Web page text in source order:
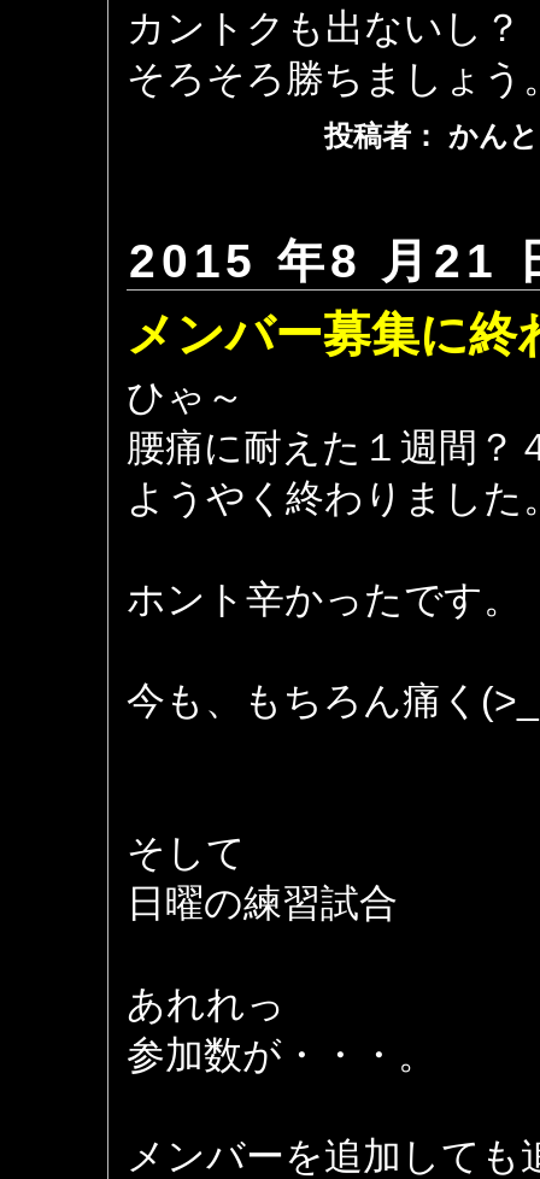
カントクも出ないし？
そろそろ勝ちましょう
投稿者： かん
2015 年8 月21
メンバー募集に終
ひゃ～
腰痛に耐えた１週間？
ようやく終わりました
ホント辛かったです。
今も、もちろん痛く
そして
日曜の練習試合
あれれっ
参加数が・・・。
メンバーを追加しても